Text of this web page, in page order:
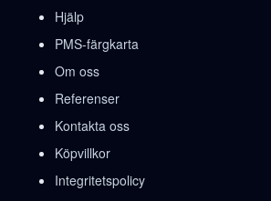
Hjälp
PMS-färgkarta
Om oss
Referenser
Kontakta oss
Köpvillkor
Integritetspolicy